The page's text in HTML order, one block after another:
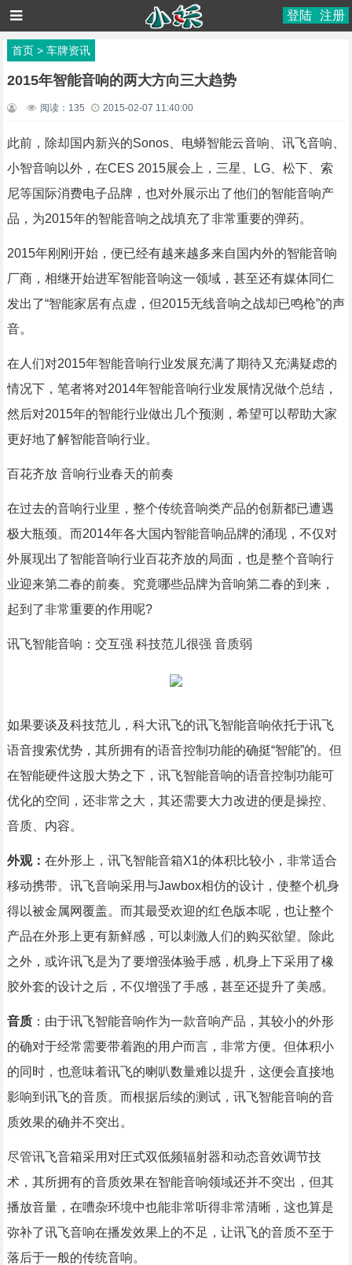
登陆 注册
首页> 车牌资讯
2015年智能音响的两大方向三大趋势
阅读： 135 2015-02-07 11:40:00
此前，除却国内新兴的Sonos、电蟒智能云音响、讯飞音响、
小智音响以外，在CES 2015展会上，三星、LG、松下、索
尼等国际消费电子品牌，也对外展示出了他们的智能音响产
品，为2015年的智能音响之战填充了非常重要的弹药。
2015年刚刚开始，便已经有越来越多来自国内外的智能音响
厂商，相继开始进军智能音响这一领域，甚至还有媒体同仁
发出了“智能家居有点虚，但2015无线音响之战却已鸣枪”的声
音。
在人们对2015年智能音响行业发展充满了期待又充满疑虑的
情况下，笔者将对2014年智能音响行业发展情况做个总结，
然后对2015年的智能行业做出几个预测，希望可以帮助大家
更好地了解智能音响行业。
百花齐放 音响行业春天的前奏
在过去的音响行业里，整个传统音响类产品的创新都已遭遇
极大瓶颈。而2014年各大国内智能音响品牌的涌现，不仅对
外展现出了智能音响行业百花齐放的局面，也是整个音响行
业迎来第二春的前奏。究竟哪些品牌为音响第二春的到来，
起到了非常重要的作用呢?
讯飞智能音响：交互强 科技范儿很强 音质弱
如果要谈及科技范儿，科大讯飞的讯飞智能音响依托于讯飞
语音搜索优势，其所拥有的语音控制功能的确挺“智能”的。但
在智能硬件这股大势之下，讯飞智能音响的语音控制功能可
优化的空间，还非常之大，其还需要大力改进的便是操控、
音质、内容。
外观： 在外形上，讯飞智能音箱X1的体积比较小，非常适合
移动携带。讯飞音响采用与Jawbox相仿的设计，使整个机身
得以被金属网覆盖。而其最受欢迎的红色版本呢，也让整个
产品在外形上更有新鲜感，可以刺激人们的购买欲望。除此
之外，或许讯飞是为了要增强体验手感，机身上下采用了橡
胶外套的设计之后，不仅增强了手感，甚至还提升了美感。
音质：由于讯飞智能音响作为一款音响产品，其较小的外形
的确对于经常需要带着跑的用户而言，非常方便。但体积小
的同时，也意味着讯飞的喇叭数量难以提升，这便会直接地
影响到讯飞的音质。而根据后续的测试，讯飞智能音响的音
质效果的确并不突出。
尽管讯飞音箱采用对圧式双低频辐射器和动态音效调节技
术，其所拥有的音质效果在智能音响领域还并不突出，但其
播放音量，在嘈杂环境中也能非常听得非常清晰，这也算是
弥补了讯飞音响在播发效果上的不足，让讯飞的音质不至于
落后于一般的传统音响。